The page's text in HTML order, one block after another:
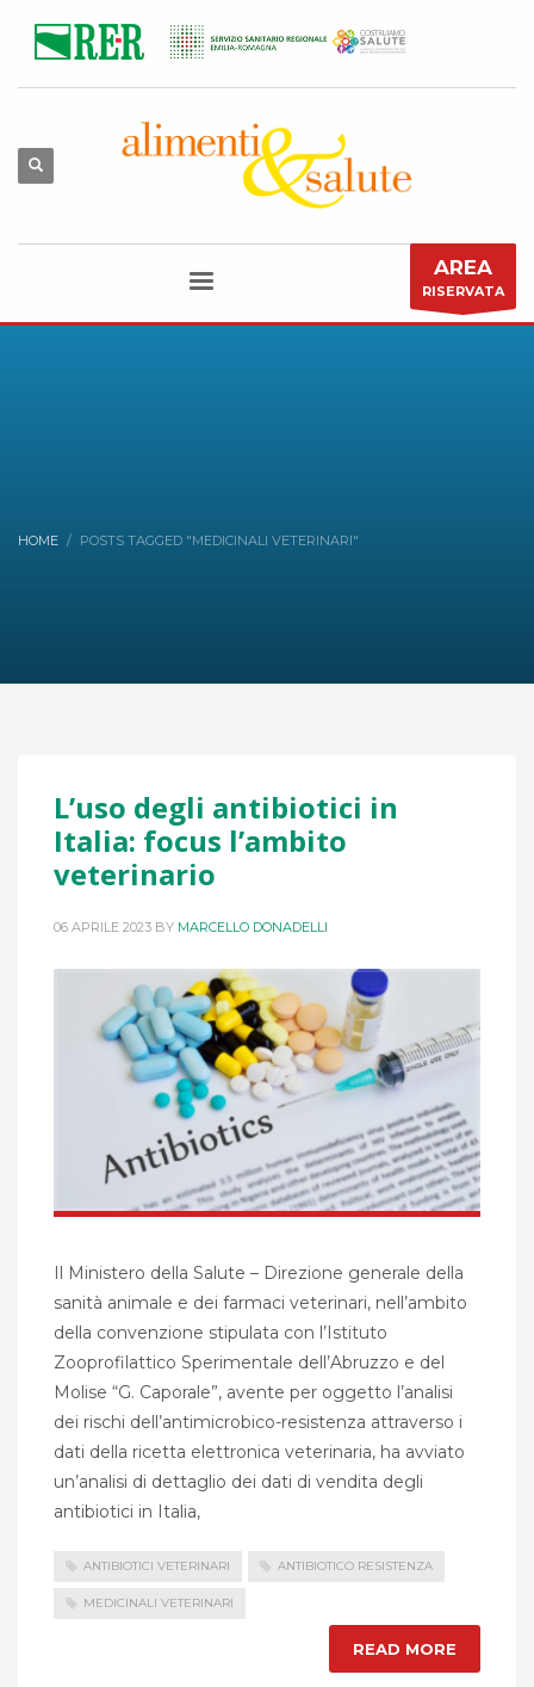
AREA
RISERVATA
HOME POSTS TAGGED "MEDICINALI VETERINARI"
L’uso degli antibiotici in
Italia: focus l’ambito
veterinario
06 APRILE 2023 BY MARCELLO DONADELLI
Il Ministero della Salute – Direzione generale della
sanità animale e dei farmaci veterinari, nell’ambito
della convenzione stipulata con l’Istituto
Zooprofilattico Sperimentale dell’Abruzzo e del
Molise “G. Caporale”, avente per oggetto l’analisi
dei rischi dell’antimicrobico-resistenza attraverso i
dati della ricetta elettronica veterinaria, ha avviato
un’analisi di dettaglio dei dati di vendita degli
antibiotici in Italia,
ANTIBIOTICI VETERINARI ANTIBIOTICO RESISTENZA
MEDICINALI VETERINARI
READ MORE